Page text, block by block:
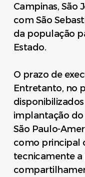
Campinas, São
com São
da população
Estado.
O prazo de
Entretanto, no
implantação
São Paulo-
como principal
tecnicamente